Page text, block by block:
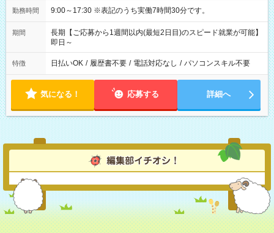
勤務時間 9:00～17:30 ※表記のうち実働7時間30分です。
期間
長期【ご応募から1週間以内(最短2日目)のスピード就業が可能】
即日～
特徴 日払いOK / 履歴書不要 / 電話対応なし / パソコンスキル不要
気になる！ 応募する 詳細へ